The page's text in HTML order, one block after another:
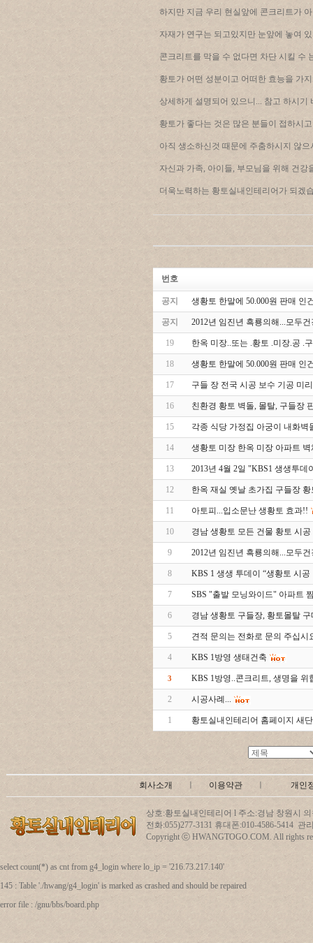
하지만 지금 우리 현실앞에 콘크리트가
자재가 연구는 되고있지만 눈앞에 놓여
콘크리트를 막을 수 없다면 차단 시킬 수
황토가 어떤 성분이고 어떠한 효능을 가
상세하게 설명되어 있으니... 참고 하시기
황토가 좋다는 것은 많은 분들이 접하시
아직 생소하신것 때문에 주춤하시지 않으
자신과 가족, 아이들, 부모님을 위해 건
더욱노력하는 황토실내인테리어가 되겠
번호
공지 생황토 한말에 50.000원 판매 인
공지 2012년 임진년 흑룡의해...모두
19 한옥 미장..또는 .황토 .미장.공 .
18 생황토 한말에 50.000원 판매 인
17 구들 장 전국 시공 보수 기공 미
16 친환경 황토 벽돌, 몰탈, 구들장
15 각종 식당 가정집 아궁이 내화
14 생황토 미장 한옥 미장 아파트
13 2013년 4월 2일 "KBS1 생생투데
12 한옥 재실 옛날 초가집 구들장
11 아토피...입소문난 생황토 효과!!
10 경남 생황토 모든 건물 황토 시
9 2012년 임진년 흑룡의해...모두
8 KBS 1 생생 투데이 “생황토 시공
7 SBS "출발 모닝와이드" 아파트
6 경남 생황토 구들장, 황토몰탈
5 견적 문의는 전화로 문의 주십시
4 KBS 1방영 생태건축
3 KBS 1방영..콘크리트, 생명을 위
2 시공사례...
1 황토실내인테리어 홈페이지 새
회사소개 이용약관 개인
상호:황토실내인테리어 l 주소:경남 창원시
전화:055)277-3131 휴대폰:010-4586-5414 관
Copyright ⓒ HWANGTOGO.COM. All rights
select count(*) as cnt from g4_login where lo_ip = '216.73.217.140'
145 : Table './hwang/g4_login' is marked as crashed and should be repaired
error file : /gnu/bbs/board.php